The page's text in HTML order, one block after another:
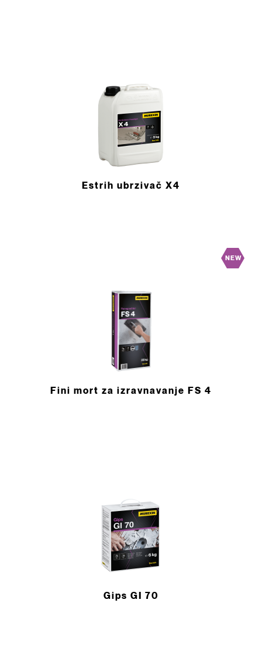
Estrih ubrzivač X4
NEW
Fini mort za izravnavanje FS 4
Gips GI 70